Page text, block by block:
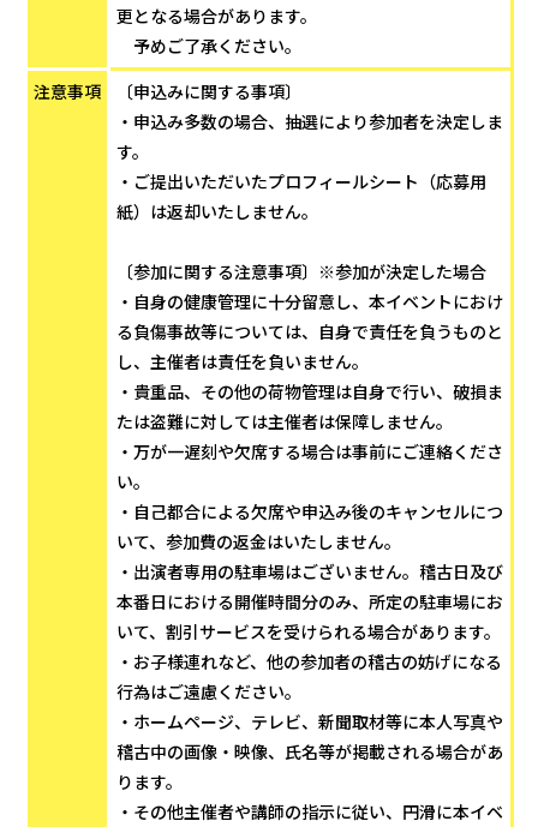
更となる場合があります。
予めご了承ください。
注意事項
〔申込みに関する事項〕
・申込み多数の場合、抽選により参加者を決定しま
す。
・ご提出いただいたプロフィールシート（応募用
紙）は返却いたしません。
〔参加に関する注意事項〕※参加が決定した場合
・自身の健康管理に十分留意し、本イベントにおけ
る負傷事故等については、自身で責任を負うものと
し、主催者は責任を負いません。
・貴重品、その他の荷物管理は自身で行い、破損ま
たは盗難に対しては主催者は保障しません。
・万が一遅刻や欠席する場合は事前にご連絡くださ
い。
・自己都合による欠席や申込み後のキャンセルにつ
いて、参加費の返金はいたしません。
・出演者専用の駐車場はございません。稽古日及び
本番日における開催時間分のみ、所定の駐車場にお
いて、割引サービスを受けられる場合があります。
・お子様連れなど、他の参加者の稽古の妨げになる
行為はご遠慮ください。
・ホームページ、テレビ、新聞取材等に本人写真や
稽古中の画像・映像、氏名等が掲載される場合があ
ります。
・その他主催者や講師の指示に従い、円滑に本イベ